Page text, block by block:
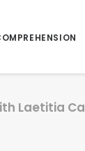
Laetitia